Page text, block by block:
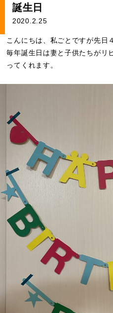
誕生日
2020.2.25
こんにちは、私ごとですが先日
毎年誕生日は妻と子供たちがリ
ってくれます。